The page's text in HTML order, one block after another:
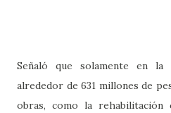
Señaló que solamente en la
alrededor de 631 millones de
obras, como la rehabilitación